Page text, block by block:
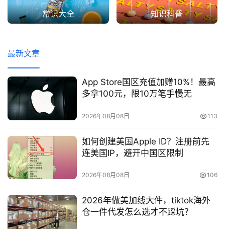
常识大全 知识科普
最新文章
App Store国区充值加赠10%！最高
多拿100元，限10万笔手慢无
2026年08月08日 113
如何创建美国Apple ID？注册前先
连美国IP，避开中国区限制
2026年08月08日 106
2026年做美加线大件，tiktok海外
仓一件代发怎么选才不踩坑？